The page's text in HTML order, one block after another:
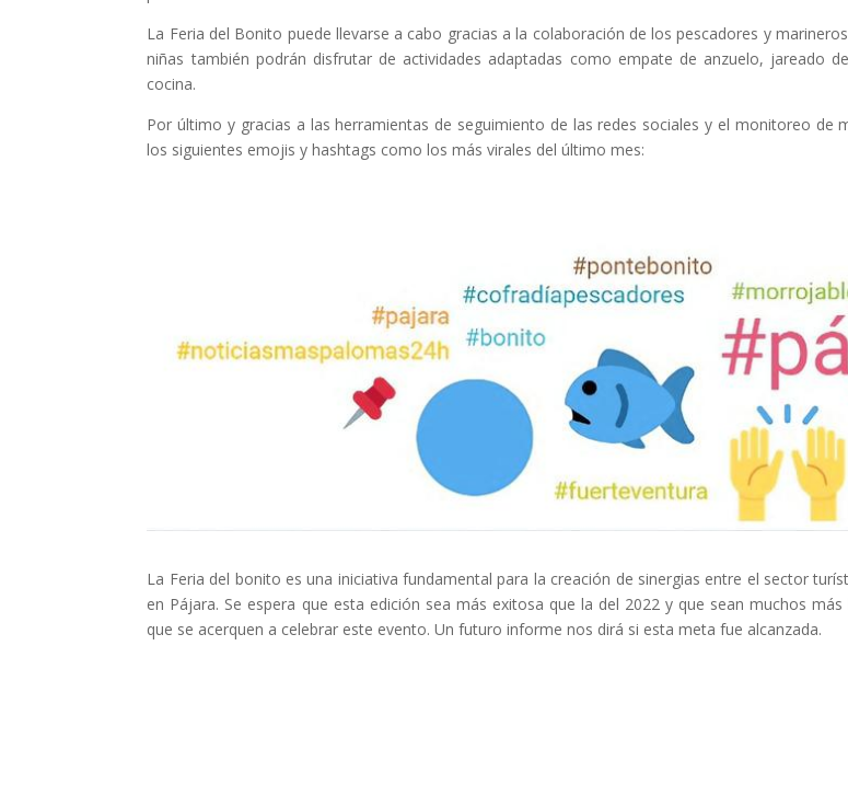
La Feria del Bonito puede llevarse a cabo gracias a la colaboración de los pescadores y
niñas también podrán disfrutar de actividades adaptadas como empate de anzuelo, jareado
cocina.
Por último y gracias a las herramientas de seguimiento de las redes sociales y el monitoreo de
los siguientes emojis y hashtags como los más virales del último mes:
La Feria del bonito es una iniciativa fundamental para la creación de sinergias entre el sector
en Pájara. Se espera que esta edición sea más exitosa que la del 2022 y que sean muchos más
que se acerquen a celebrar este evento. Un futuro informe nos dirá si esta meta fue alcanzada.